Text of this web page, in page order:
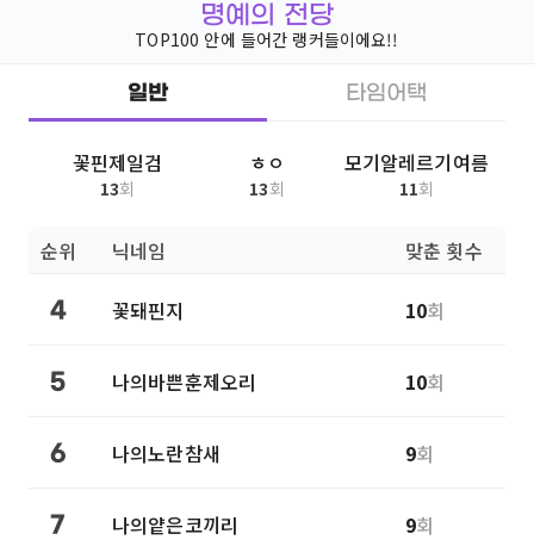
명예의 전당
TOP100 안에 들어간 랭커들이에요!!
일반 타임어택
꽃핀제일검
13회
ㅎㅇ
13회
모기알레르기여름
11회
순위 닉네임 맞춘 횟수
4 꽃돼핀지 10회
5 나의바쁜훈제오리 10회
6 나의노란참새 9회
7 나의얕은코끼리 9회